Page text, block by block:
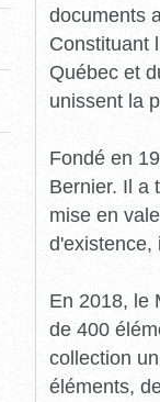
documents
Constituant
Québec et
unissent la
Fondé en
Bernier. Il a
mise en
d'existence,
En 2018, le
de 400
collection
éléments,